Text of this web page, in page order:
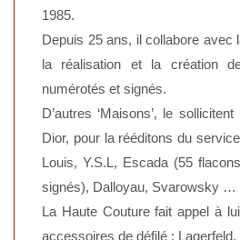
1985.
Depuis 25 ans, il collabore avec
la réalisation et la création
numérotés et signés.
D’autres ‘Maisons’, le
Dior, pour la rééditons du
Louis, Y.S.L, Escada (55
signés), Dalloyau, Svarowsky …
La Haute Couture fait appel à
accessoires de défilé :